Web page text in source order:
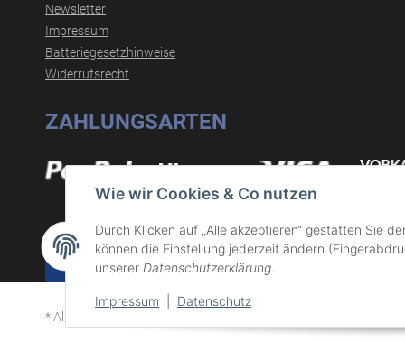
Wie wir Cookies & Co nutzen
Durch Klicken auf „Alle akzeptieren“ gestatten Sie
können die Einstellung jederzeit ändern
unserer Datenschutzerklärung.
Impressum Datenschutz
Newsletter
Impressum
Batteriegesetzhinweise
Widerrufsrecht
ZAHLUNGSARTEN
Vertrag widerrufen
* Alle Preise inkl. gesetzlicher USt., zzgl.